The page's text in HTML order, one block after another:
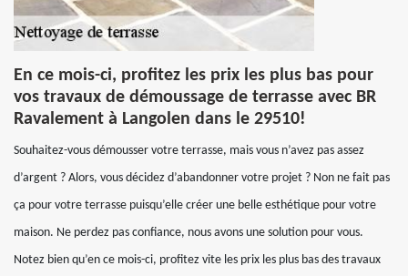
En ce mois-ci, profitez les prix les plus bas pour
vos travaux de démoussage de terrasse avec BR
Ravalement à Langolen dans le 29510!
Souhaitez-vous démousser votre terrasse, mais vous n’avez pas assez
d’argent ? Alors, vous décidez d’abandonner votre projet ? Non ne fait pas
ça pour votre terrasse puisqu’elle créer une belle esthétique pour votre
maison. Ne perdez pas confiance, nous avons une solution pour vous.
Notez bien qu’en ce mois-ci, profitez vite les prix les plus bas des travaux